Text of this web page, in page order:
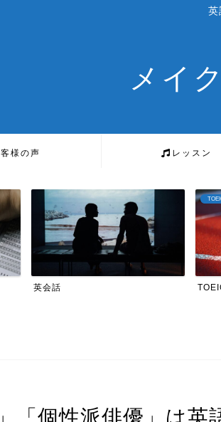
英
メイ
様の声 レッスン
TOEIC カリ
「個性派俳優」は英